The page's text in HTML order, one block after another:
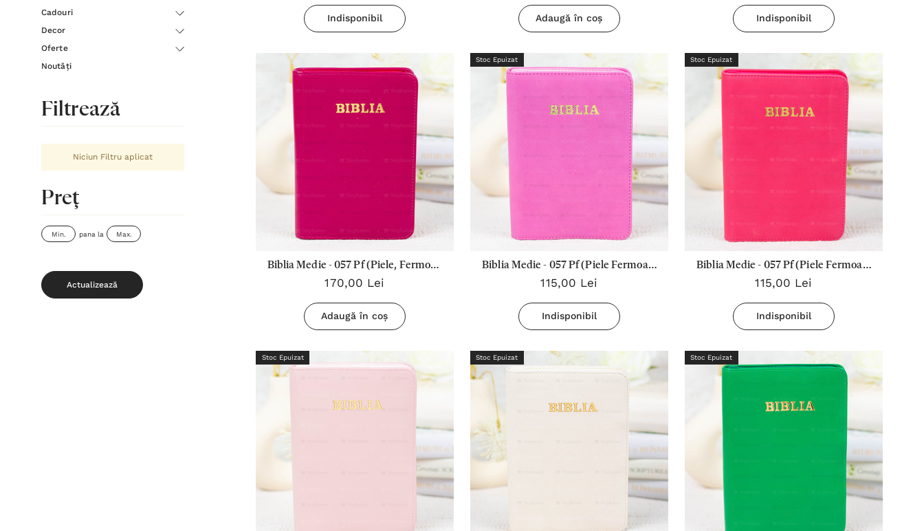
Cadouri
Decor
Oferte
Noutăți
Filtrează
Niciun Filtru aplicat
Preţ
pana la
Actualizează
Indisponibil Adaugă în coș Indisponibil
Biblia Medie - 057 Pf (Piele, Fermoar,
Aurita, Index) Roz Zmeuriu
170,00 Lei
Adaugă în coș
Stoc Epuizat
Biblia Medie - 057 Pf (Piele Fermoar)
Roz Lila (mov)
115,00 Lei
Indisponibil
Stoc Epuizat
Biblia Medie - 057 Pf (Piele Fermoar)
Roz Intens
115,00 Lei
Indisponibil
Stoc Epuizat Stoc Epuizat Stoc Epuizat